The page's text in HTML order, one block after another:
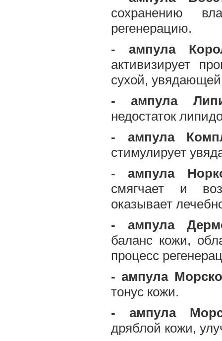
сохранению
регенерацию.
- ампула
активизирует
сухой,
- ампула
недостаток
- ампула
стимулирует
- ампула
смягчает и
оказывает
- ампула
баланс кожи,
процесс
- ампула
тонус кожи.
- ампула
дряблой кожи,